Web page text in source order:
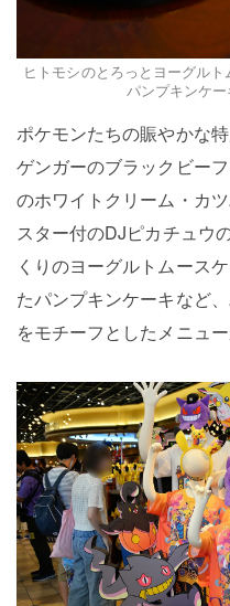
ヒトモシのとろっとヨーグル
パンプキンケ
ポケモンたちの賑やかな
ゲンガーのブラックビー
のホワイトクリーム・カ
スター付のDJピカチュウ
くりのヨーグルトムース
たパンプキンケーキなど
をモチーフとしたメニュー